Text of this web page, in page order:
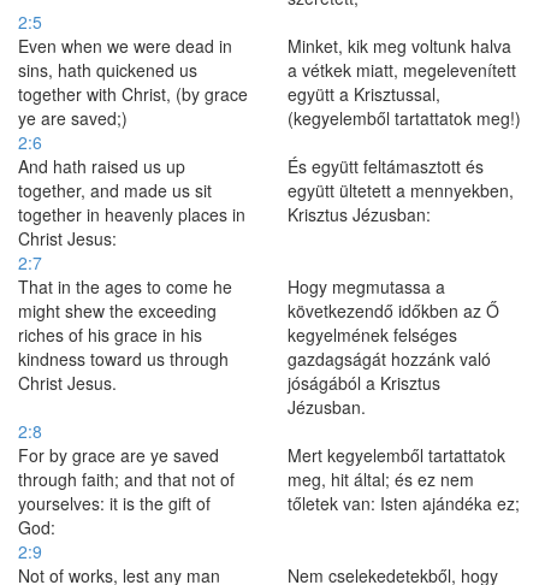
2:5
Even when we were dead in
sins, hath quickened us
together with Christ, (by grace
ye are saved;)
Minket, kik meg voltunk halva
a vétkek miatt, megelevenített
együtt a Krisztussal,
(kegyelemből tartattatok meg!)
2:6
And hath raised us up
together, and made us sit
together in heavenly places in
Christ Jesus:
És együtt feltámasztott és
együtt ültetett a mennyekben,
Krisztus Jézusban:
2:7
That in the ages to come he
might shew the exceeding
riches of his grace in his
kindness toward us through
Christ Jesus.
Hogy megmutassa a
következendő időkben az Ő
kegyelmének felséges
gazdagságát hozzánk való
jóságából a Krisztus
Jézusban.
2:8
For by grace are ye saved
through faith; and that not of
yourselves: it is the gift of
God:
Mert kegyelemből tartattatok
meg, hit által; és ez nem
tőletek van: Isten ajándéka ez;
2:9
Not of works, lest any man
Nem cselekedetekből, hogy